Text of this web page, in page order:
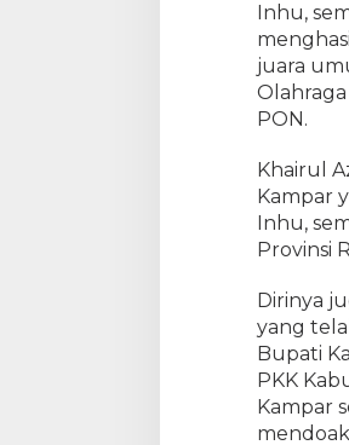
Inhu,
juara
Olahraga
PON.
Khairul
Kampar
Inhu,
Provinsi
Dirinya
yang
Bupati
PKK
Kampar